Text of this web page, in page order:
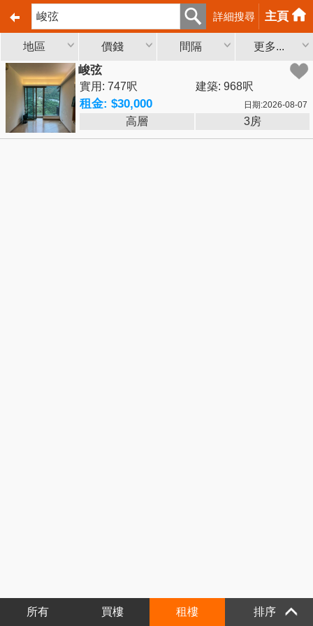
詳細搜尋 主頁
地區 價錢 間隔 更多...
峻弦
實用: 747呎 建築: 968呎
租金: $30,000 日期:2026-08-07
高層 3房
所有 買樓 租樓 排序